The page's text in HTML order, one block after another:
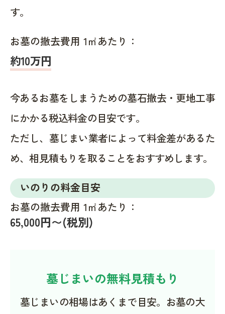
す。
お墓の撤去費用 1㎡あたり：
約10万円
今あるお墓をしまうための墓石撤去・更地工事
にかかる税込料金の目安です。
ただし、墓じまい業者によって料金差があるた
め、相見積もりを取ることをおすすめします。
いのりの料金目安
お墓の撤去費用 1㎡あたり：
65,000円〜(税別)
墓じまいの無料見積もり
墓じまいの相場はあくまで目安。お墓の大